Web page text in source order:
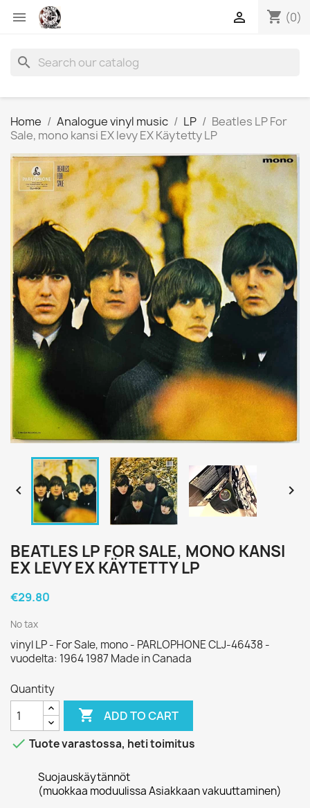
 shopping_cart (0)

search
Home Analogue vinyl music LP
Beatles LP For
Sale, mono kansi EX levy EX Käytetty LP
 
BEATLES LP FOR SALE, MONO KANSI
EX LEVY EX KÄYTETTY LP
€29.80
No tax
vinyl LP - For Sale, mono - PARLOPHONE CLJ-46438 -
vuodelta: 1964 1987 Made in Canada
Quantity
 ADD TO CART
 Tuote varastossa, heti toimitus
Suojauskäytännöt
(muokkaa moduulissa Asiakkaan vakuuttaminen)